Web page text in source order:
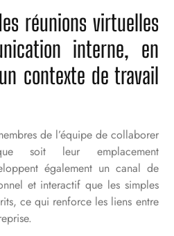
réunions virtuelles
interne, en
contexte de travail
de l’équipe de collaborer
soit leur emplacement
également un canal de
et interactif que les simples
ce qui renforce les liens entre